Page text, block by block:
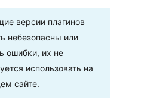
версии плагинов
небезопасны или
ошибки, их не
использовать на
сайте.